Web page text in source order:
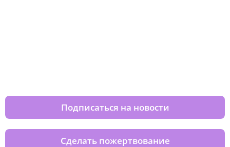
Подписаться на новости
Сделать пожертвование